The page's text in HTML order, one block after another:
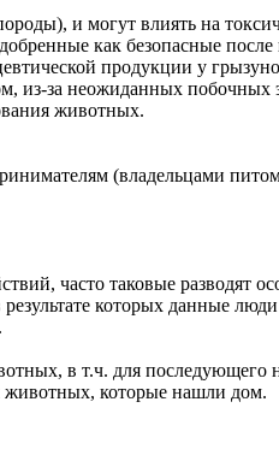
и могут влиять на
как безопасные
продукции у
из-за неожиданных
животных.
(владельцами
часто таковые разводят
которых данные
в т.ч. для последующего
животных, которые нашли дом.